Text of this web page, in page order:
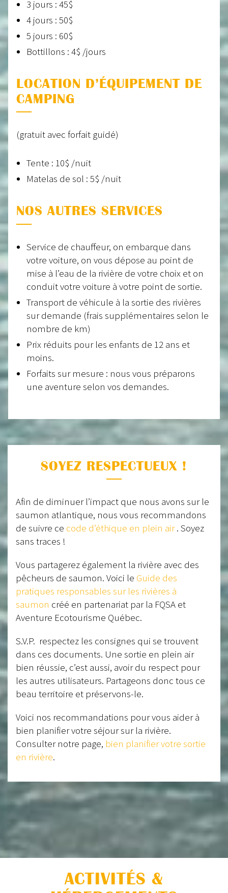
3 jours : 45$
4 jours : 50$
5 jours : 60$
Bottillons : 4$ /jours
LOCATION D’ÉQUIPEMENT DE
CAMPING
(gratuit avec forfait guidé)
Tente : 10$ /nuit
Matelas de sol : 5$ /nuit
NOS AUTRES SERVICES
Service de chauffeur, on embarque dans
votre voiture, on vous dépose au point de
mise à l’eau de la rivière de votre choix et on
conduit votre voiture à votre point de sortie.
Transport de véhicule à la sortie des rivières
sur demande (frais supplémentaires selon le
nombre de km)
Prix réduits pour les enfants de 12 ans et
moins.
Forfaits sur mesure : nous vous préparons
une aventure selon vos demandes.
SOYEZ RESPECTUEUX !
Afin de diminuer l’impact que nous avons sur le
saumon atlantique, nous vous recommandons
de suivre ce code d’éthique en plein air. Soyez
sans traces !
Vous partagerez également la rivière avec des
pêcheurs de saumon. Voici le Guide des
pratiques responsables sur les rivières à
saumon créé en partenariat par la FQSA et
Aventure Ecotourisme Québec.
S.V.P. respectez les consignes qui se trouvent
dans ces documents. Une sortie en plein air
bien réussie, c’est aussi, avoir du respect pour
les autres utilisateurs. Partageons donc tous ce
beau territoire et préservons-le.
Voici nos recommandations pour vous aider à
bien planifier votre séjour sur la rivière.
Consulter notre page, bien planifier votre sortie
en rivière.
ACTIVITÉS &